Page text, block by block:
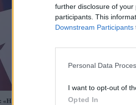
further disclosure of your
participants. This
Downstream Participants
Personal Data
I want to opt-out of
Opted In
«Η ΕΛΑΣ